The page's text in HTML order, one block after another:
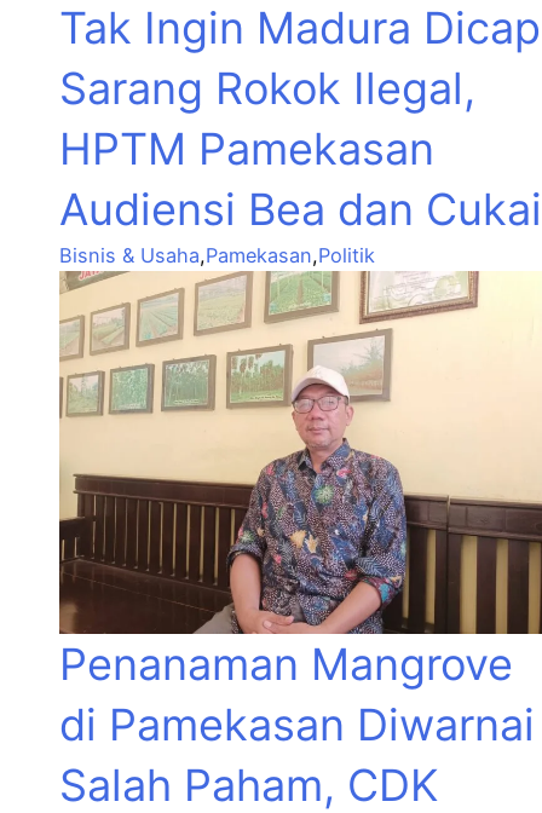
Tak Ingin Madura Dicap
Sarang Rokok Ilegal,
HPTM Pamekasan
Audiensi Bea dan Cukai
Bisnis & Usaha,Pamekasan,Politik
Penanaman Mangrove
di Pamekasan Diwarnai
Salah Paham, CDK